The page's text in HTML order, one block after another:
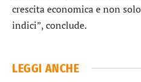
crescita economica e non
indici”, conclude.
LEGGI ANCHE